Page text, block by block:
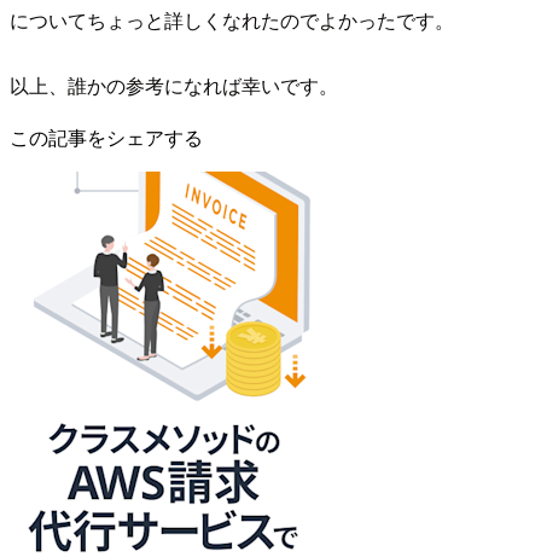
についてちょっと詳しくなれたのでよかったです。
以上、誰かの参考になれば幸いです。
この記事をシェアする